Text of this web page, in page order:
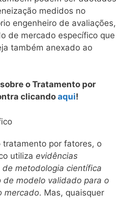
medidos no
engenheiro de avaliações,
de mercado específico que
também anexado ao
o Tratamento por
clicando aqui!
tratamento por fatores, o
utiliza evidências
metodologia científica
de modelo validado para o
mercado. Mas, quaisquer